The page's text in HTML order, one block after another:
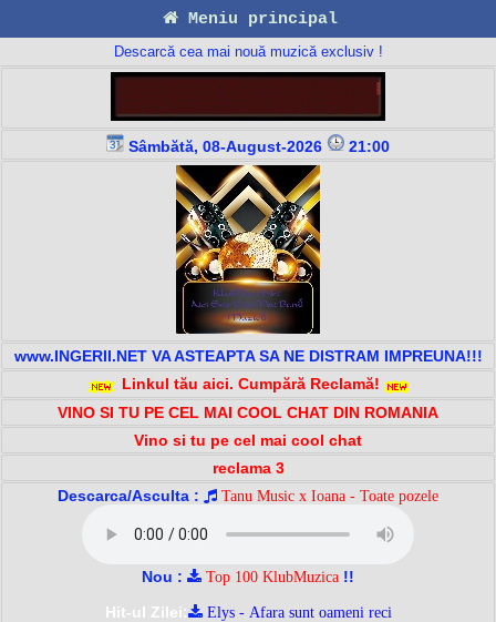
Meniu principal
Descarcă cea mai nouă muzică exclusiv !
Sâmbătă, 08-August-2026 21:00
www.INGERII.NET VA ASTEAPTA SA NE DISTRAM IMPREUNA!!!
Linkul tău aici. Cumpără Reclamă!
VINO SI TU PE CEL MAI COOL CHAT DIN ROMANIA
Vino si tu pe cel mai cool chat
reclama 3
Descarca/Asculta :
Tanu Music x Ioana - Toate pozele
Nou : Top 100 KlubMuzica !!
Hit-ul Zilei:
Elys - Afara sunt oameni reci